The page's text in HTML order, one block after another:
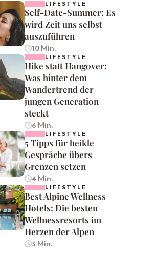
LIFESTYLE
Self-Date-Summer: Es
wird Zeit uns selbst
auszuführen
10 Min.
LIFESTYLE
Hike statt Hangover:
Was hinter dem
Wandertrend der
jungen Generation
steckt
6 Min.
LIFESTYLE
5 Tipps für heikle
Gespräche übers
Grenzen setzen
4 Min.
LIFESTYLE
Best Alpine Wellness
Hotels: Die besten
Wellnessresorts im
Herzen der Alpen
3 Min.